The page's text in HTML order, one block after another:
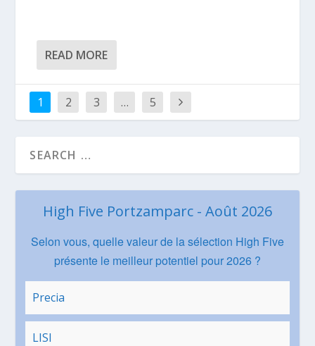
READ MORE
1 2 3 … 5
High Five Portzamparc - Août 2026
Selon vous, quelle valeur de la sélection High Five
présente le meilleur potentiel pour 2026 ?
Precia
LISI